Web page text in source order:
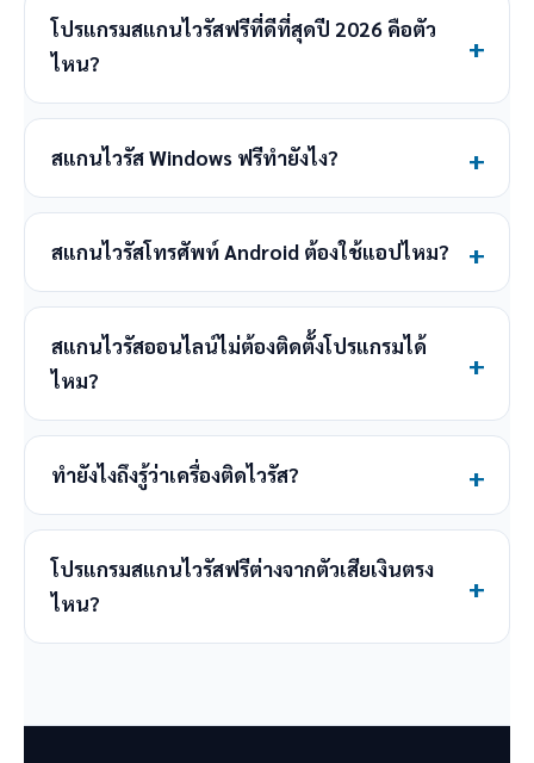
โปรแกรมสแกนไวรัสฟรีที่ดีที่สุดปี 2026 คือตัว
ไหน?
สแกนไวรัส Windows ฟรีทำยังไง?
สแกนไวรัสโทรศัพท์ Android ต้องใช้แอปไหม?
สแกนไวรัสออนไลน์ไม่ต้องติดตั้งโปรแกรมได้
ไหม?
ทำยังไงถึงรู้ว่าเครื่องติดไวรัส?
โปรแกรมสแกนไวรัสฟรีต่างจากตัวเสียเงินตรง
ไหน?